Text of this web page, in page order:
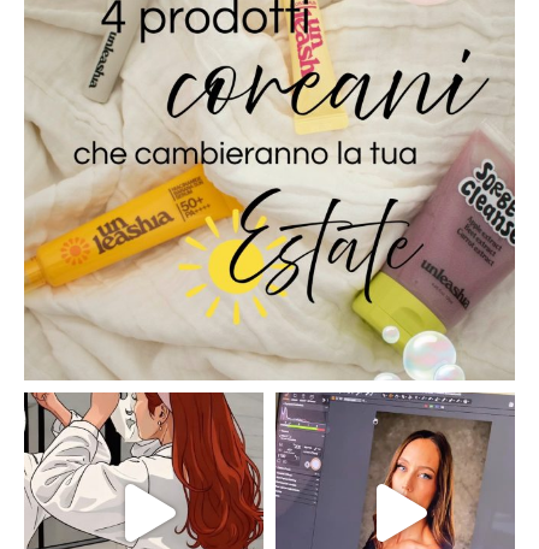
claudiaadina_mua claudiaadina_mua